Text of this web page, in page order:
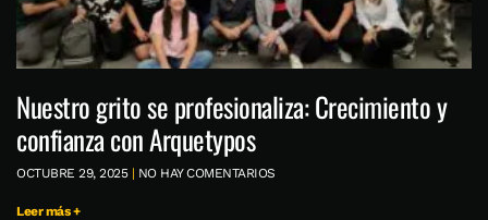
Nuestro grito se profesionaliza: Crecimiento y
confianza con Arquetypos
OCTUBRE 29, 2025 NO HAY COMENTARIOS
Leer más +